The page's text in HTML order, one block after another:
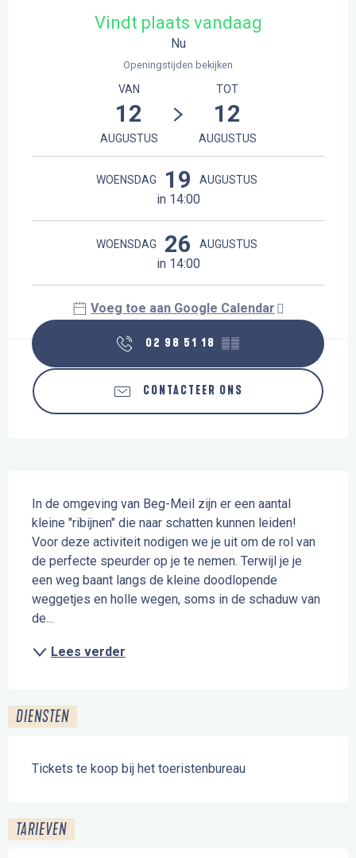
Vindt plaats vandaag
Nu
Openingstijden bekijken
VAN
12
AUGUSTUS
TOT
12
AUGUSTUS
WOENSDAG 19 AUGUSTUS
in 14:00
WOENSDAG 26 AUGUSTUS
in 14:00
Voeg toe aan Google Calendar
02 98 51 18 ▒▒
CONTACTEER ONS
In de omgeving van Beg-Meil zijn er een aantal
kleine "ribijnen" die naar schatten kunnen leiden!
Voor deze activiteit nodigen we je uit om de rol van
de perfecte speurder op je te nemen. Terwijl je je
een weg baant langs de kleine doodlopende
weggetjes en holle wegen, soms in de schaduw van
de...
Lees verder
DIENSTEN
Tickets te koop bij het toeristenbureau
TARIEVEN